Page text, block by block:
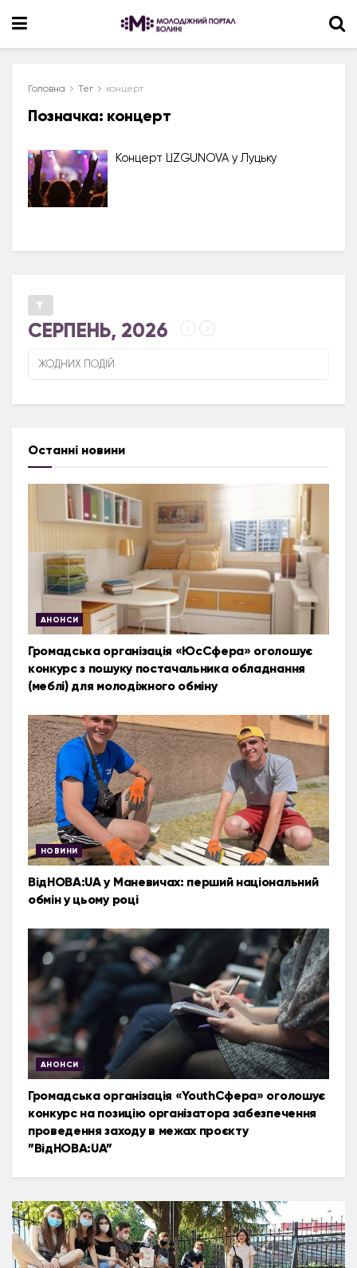
Головна Тег концерт
Позначка: концерт
Концерт LIZGUNOVA у Луцьку
СЕРПЕНЬ, 2026
ЖОДНИХ ПОДІЙ
Останні новини
АНОНСИ
Громадська організація «ЮсСфера» оголошує
конкурс з пошуку постачальника обладнання
(меблі) для молодіжного обміну
НОВИНИ
ВідНОВА:UA у Маневичах: перший національний
обмін у цьому році
АНОНСИ
Громадська організація «YouthСфера» оголошує
конкурс на позицію організатора забезпечення
проведення заходу в межах проєкту
”ВідНОВА:UA”